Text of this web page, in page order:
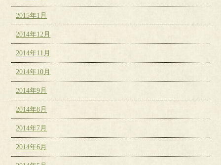
2015年1月
2014年12月
2014年11月
2014年10月
2014年9月
2014年8月
2014年7月
2014年6月